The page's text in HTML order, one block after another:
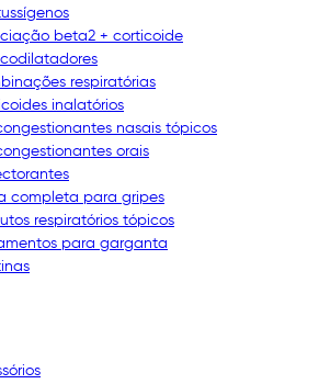
beta2 + corticoide
respiratórias
inalatórios
nasais tópicos
orais
completa para gripes
respiratórios tópicos
para garganta